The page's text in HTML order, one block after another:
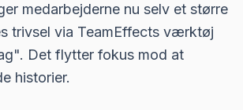
medarbejderne nu selv et større
trivsel via TeamEffects værktøj
Det flytter fokus mod at
historier.